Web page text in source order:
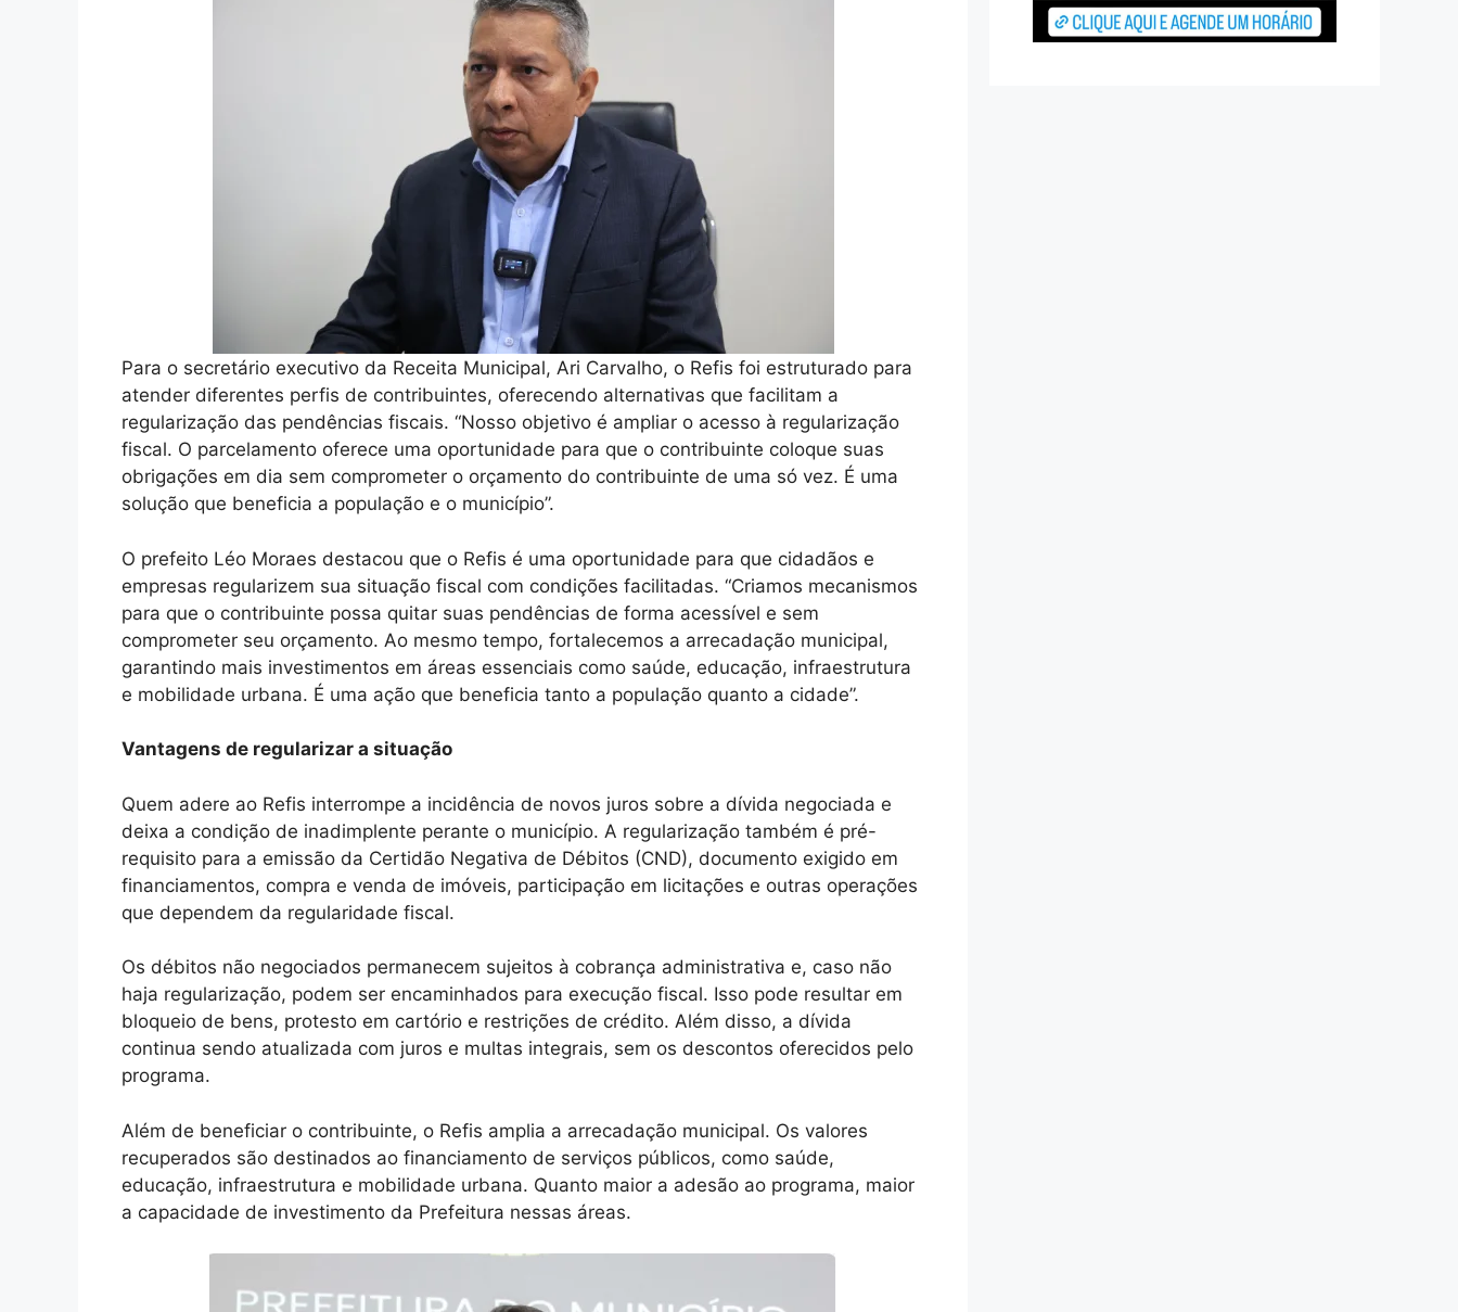
Para o secretário executivo da Receita Municipal, Ari Carvalho, o Refis foi estruturado para
atender diferentes perfis de contribuintes, oferecendo alternativas que facilitam a
regularização das pendências fiscais. “Nosso objetivo é ampliar o acesso à regularização
fiscal. O parcelamento oferece uma oportunidade para que o contribuinte coloque suas
obrigações em dia sem comprometer o orçamento do contribuinte de uma só vez. É uma
solução que beneficia a população e o município”.
O prefeito Léo Moraes destacou que o Refis é uma oportunidade para que cidadãos e
empresas regularizem sua situação fiscal com condições facilitadas. “Criamos mecanismos
para que o contribuinte possa quitar suas pendências de forma acessível e sem
comprometer seu orçamento. Ao mesmo tempo, fortalecemos a arrecadação municipal,
garantindo mais investimentos em áreas essenciais como saúde, educação, infraestrutura
e mobilidade urbana. É uma ação que beneficia tanto a população quanto a cidade”.
Vantagens de regularizar a situação
Quem adere ao Refis interrompe a incidência de novos juros sobre a dívida negociada e
deixa a condição de inadimplente perante o município. A regularização também é pré-
requisito para a emissão da Certidão Negativa de Débitos (CND), documento exigido em
financiamentos, compra e venda de imóveis, participação em licitações e outras operações
que dependem da regularidade fiscal.
Os débitos não negociados permanecem sujeitos à cobrança administrativa e, caso não
haja regularização, podem ser encaminhados para execução fiscal. Isso pode resultar em
bloqueio de bens, protesto em cartório e restrições de crédito. Além disso, a dívida
continua sendo atualizada com juros e multas integrais, sem os descontos oferecidos pelo
programa.
Além de beneficiar o contribuinte, o Refis amplia a arrecadação municipal. Os valores
recuperados são destinados ao financiamento de serviços públicos, como saúde,
educação, infraestrutura e mobilidade urbana. Quanto maior a adesão ao programa, maior
a capacidade de investimento da Prefeitura nessas áreas.